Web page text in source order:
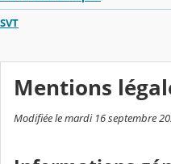
SVT
Mentions
Modifiée le mardi 16 septembre